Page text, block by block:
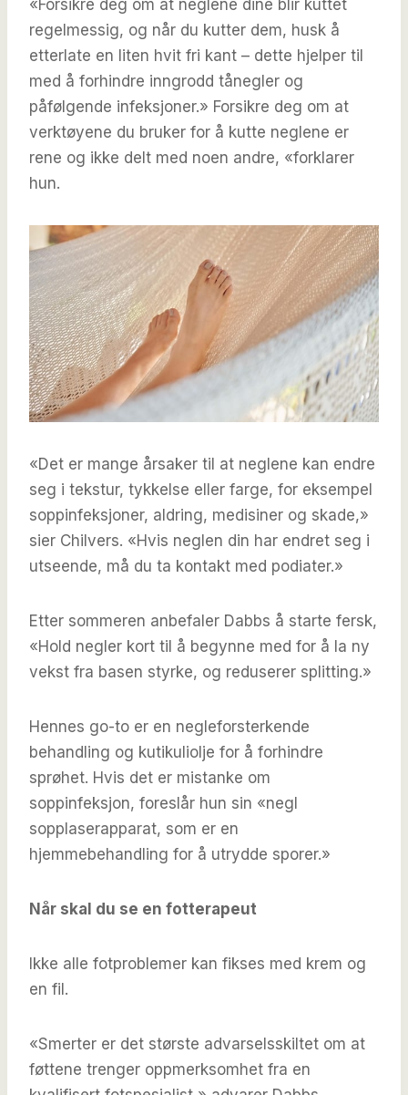
«Forsikre deg om at neglene dine blir kuttet
regelmessig, og når du kutter dem, husk å
etterlate en liten hvit fri kant – dette hjelper til
med å forhindre inngrodd tånegler og
påfølgende infeksjoner.» Forsikre deg om at
verktøyene du bruker for å kutte neglene er
rene og ikke delt med noen andre, «forklarer
hun.
«Det er mange årsaker til at neglene kan endre
seg i tekstur, tykkelse eller farge, for eksempel
soppinfeksjoner, aldring, medisiner og skade,»
sier Chilvers. «Hvis neglen din har endret seg i
utseende, må du ta kontakt med podiater.»
Etter sommeren anbefaler Dabbs å starte fersk,
«Hold negler kort til å begynne med for å la ny
vekst fra basen styrke, og reduserer splitting.»
Hennes go-to er en negleforsterkende
behandling og kutikuliolje for å forhindre
sprøhet. Hvis det er mistanke om
soppinfeksjon, foreslår hun sin «negl
sopplaserapparat, som er en
hjemmebehandling for å utrydde sporer.»
Når skal du se en fotterapeut
Ikke alle fotproblemer kan fikses med krem ​​og
en fil.
«Smerter er det største advarselsskiltet om at
føttene trenger oppmerksomhet fra en